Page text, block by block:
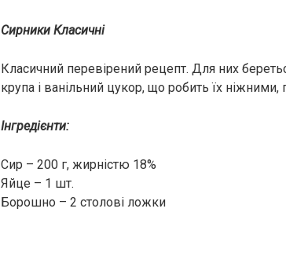
Сирники Класичні
Класичний перевірений рецепт. Для них
крупа і ванільний цукор, що робить їх
Інгредієнти:
Сир – 200 г, жирністю 18%
Яйце – 1 шт.
Борошно – 2 столові ложки